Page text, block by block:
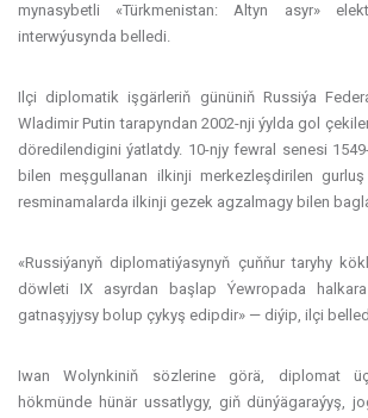
mynasybetli «Türkmenistan: Altyn asyr»
interwýusynda belledi.
Ilçi diplomatik işgärleriň gününiň Russiýa
Wladimir Putin tarapyndan 2002-nji ýylda gol
döredilendigini ýatlatdy. 10-njy fewral senesi
bilen meşgullanan ilkinji merkezleşdirilen
resminamalarda ilkinji gezek agzalmagy bilen
«Russiýanyň diplomatiýasynyň çuňňur taryhy
döwleti IX asyrdan başlap Ýewropada
gatnaşyjysy bolup çykyş edipdir» — diýip, ilçi
Iwan Wolynkiniň sözlerine görä, diplomat
hökmünde hünär ussatlygy, giň dünýägaraýyş,